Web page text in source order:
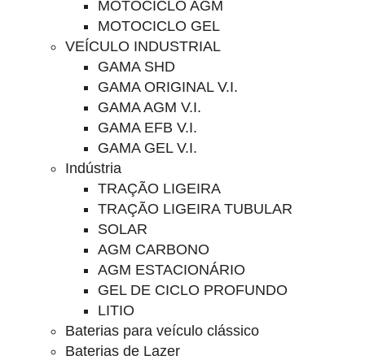
MOTOCICLO AGM
MOTOCICLO GEL
VEÍCULO INDUSTRIAL
GAMA SHD
GAMA ORIGINAL V.I.
GAMA AGM V.I.
GAMA EFB V.I.
GAMA GEL V.I.
Indústria
TRAÇÃO LIGEIRA
TRAÇÃO LIGEIRA TUBULAR
SOLAR
AGM CARBONO
AGM ESTACIONÁRIO
GEL DE CICLO PROFUNDO
LITIO
Baterias para veículo clássico
Baterias de Lazer